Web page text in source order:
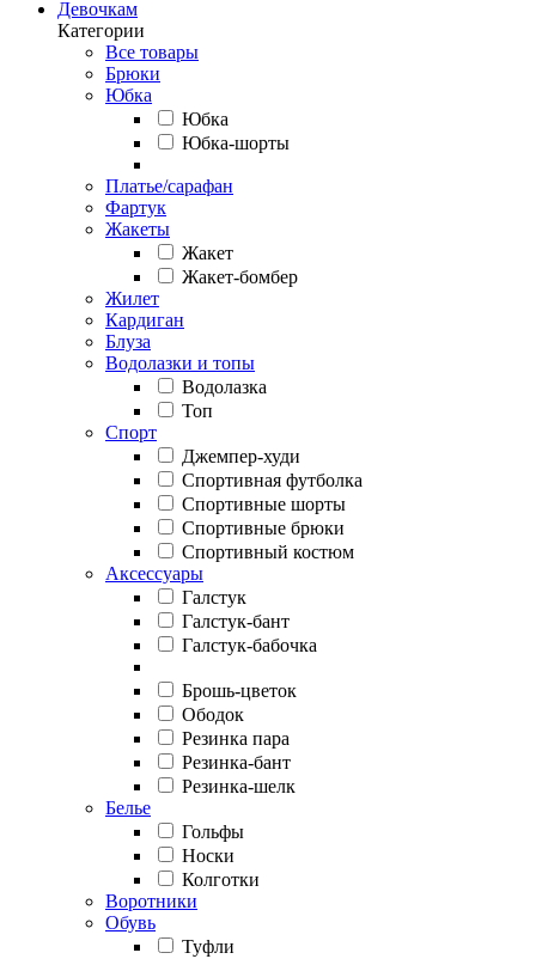
Девочкам
Категории
Все товары
Брюки
Юбка
Юбка
Юбка-шорты
Платье/сарафан
Фартук
Жакеты
Жакет
Жакет-бомбер
Жилет
Кардиган
Блуза
Водолазки и топы
Водолазка
Топ
Спорт
Джемпер-худи
Спортивная футболка
Спортивные шорты
Спортивные брюки
Спортивный костюм
Аксессуары
Галстук
Галстук-бант
Галстук-бабочка
Брошь-цветок
Ободок
Резинка пара
Резинка-бант
Резинка-шелк
Белье
Гольфы
Носки
Колготки
Воротники
Обувь
Туфли